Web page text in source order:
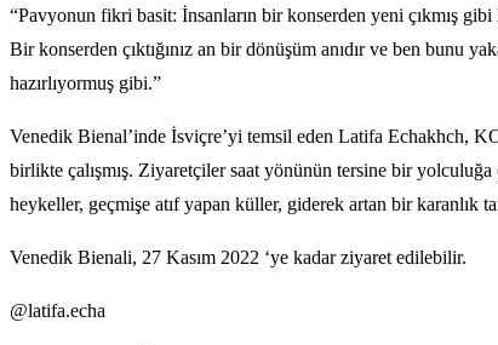
“Pavyonun fikri basit: İnsanların bir konserden yeni çıkmış
Bir konserden çıktığınız an bir dönüşüm anıdır ve ben bunu
hazırlıyormuş gibi.”
Venedik Bienal’inde İsviçre’yi temsil eden Latifa Echakhch,
birlikte çalışmış. Ziyaretçiler saat yönünün tersine bir yolculuğa
heykeller, geçmişe atıf yapan küller, giderek artan bir
Venedik Bienali, 27 Kasım 2022 ‘ye kadar ziyaret edilebilir.
@latifa.echa